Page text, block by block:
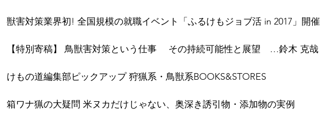
獣害対策業界初! 全国規模の就職イベント「ふるけもジョブ活 in 2017」開催
【特別寄稿】 鳥獣害対策という仕事 　その持続可能性と展望　…鈴木 克哉
けもの道編集部ピックアップ 狩猟系・鳥獣系BOOKS&STORES
箱ワナ猟の大疑問 米ヌカだけじゃない、奥深き誘引物・添加物の実例